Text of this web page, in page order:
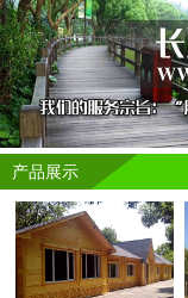
产品展示